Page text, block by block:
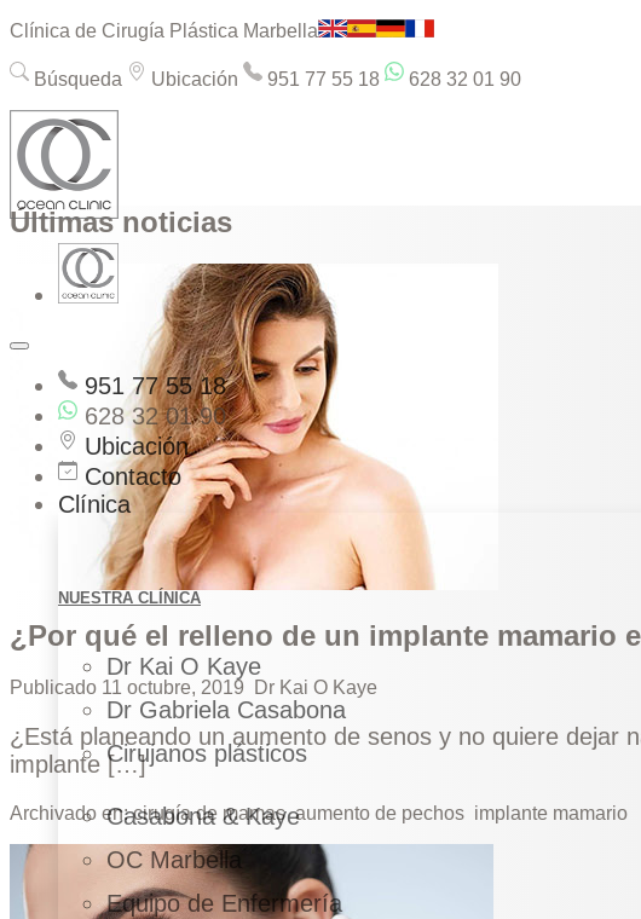
Clínica de Cirugía Plástica Marbella
Búsqueda Ubicación 951 77 55 18 628 32 01 90
951 77 55 18
628 32 01 90
Ubicación
Contacto
Clínica
NUESTRA CLÍNICA
Dr Kai O Kaye
Dr Gabriela Casabona
Cirujanos plásticos
Casabona & Kaye
OC Marbella
Equipo de Enfermería
Últimas noticias
¿Por qué el relleno de un implante mamario
Publicado 11 octubre, 2019 Dr Kai O Kaye
¿Está planeando un aumento de senos y no quiere dejar
implante […]
Archivado en:cirugía de mamas aumento de pechos implante mamario